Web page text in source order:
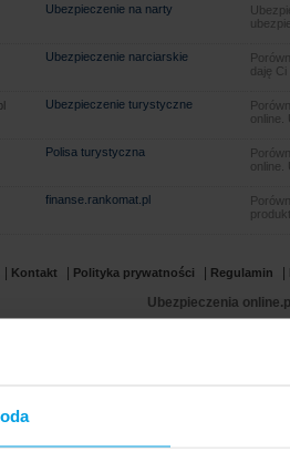
Ubezpieczenie na narty
Ubezpieczenie narciarskie
daję
Ubezpieczenie turystyczne
Polisa turystyczna
finanse.rankomat.pl
Kontakt Polityka prywatności Regulamin
Ubezpieczenia